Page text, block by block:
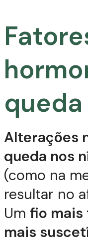
Alterações
queda nos
(como na
resultar no
Um fio mais
mais